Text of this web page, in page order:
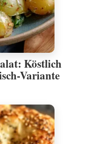
Köstlich
Variante